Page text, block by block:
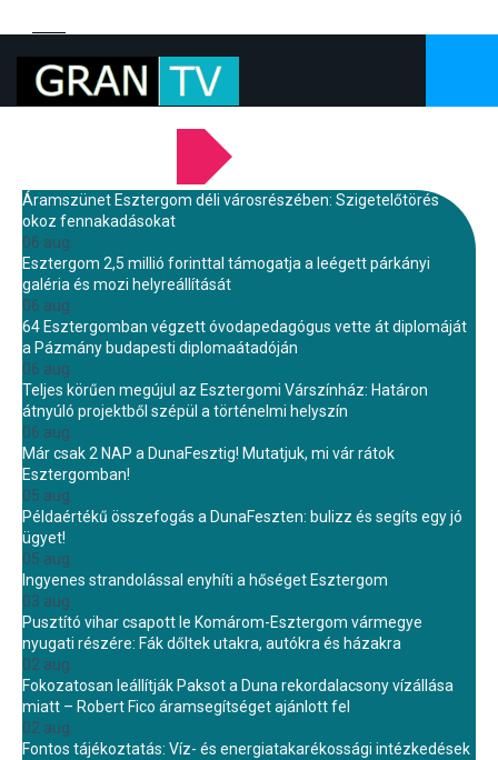
Áramszünet Esztergom déli városrészében: Szigetelőtörés
okoz fennakadásokat
06 aug.
Esztergom 2,5 millió forinttal támogatja a leégett párkányi
galéria és mozi helyreállítását
06 aug.
64 Esztergomban végzett óvodapedagógus vette át diplomáját
a Pázmány budapesti diplomaátadóján
06 aug.
Teljes körűen megújul az Esztergomi Várszínház: Határon
átnyúló projektből szépül a történelmi helyszín
06 aug.
Már csak 2 NAP a DunaFesztig! Mutatjuk, mi vár rátok
Esztergomban!
05 aug.
Példaértékű összefogás a DunaFeszten: bulizz és segíts egy jó
ügyet!
05 aug.
Ingyenes strandolással enyhíti a hőséget Esztergom
03 aug.
Pusztító vihar csapott le Komárom-Esztergom vármegye
nyugati részére: Fák dőltek utakra, autókra és házakra
02 aug.
Fokozatosan leállítják Paksot a Duna rekordalacsony vízállása
miatt – Robert Fico áramsegítséget ajánlott fel
02 aug.
Fontos tájékoztatás: Víz- és energiatakarékossági intézkedések